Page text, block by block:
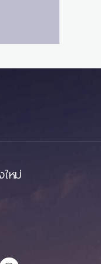
ใหม่